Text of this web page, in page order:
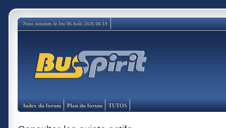
Nous sommes le Jeu 06 Août 2026 06:19
Index du forum Plan du forum TUTOS